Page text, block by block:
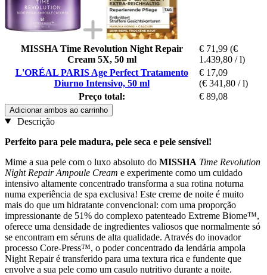
MISSHA Time Revolution Night Repair
Cream 5X, 50 ml
€ 71,99 (€
1.439,80 / l)
L'ORÉAL PARIS Age Perfect Tratamento
Diurno Intensivo, 50 ml
€ 17,09
(€ 341,80 / l)
Preço total:
€ 89,08
Adicionar ambos ao carrinho
Descrição
Perfeito para pele madura, pele seca e pele sensível!
Mime a sua pele com o luxo absoluto do MISSHA Time Revolution
Night Repair Ampoule Cream e experimente como um cuidado
intensivo altamente concentrado transforma a sua rotina noturna
numa experiência de spa exclusiva! Este creme de noite é muito
mais do que um hidratante convencional: com uma proporção
impressionante de 51% do complexo patenteado Extreme Biome™,
oferece uma densidade de ingredientes valiosos que normalmente só
se encontram em séruns de alta qualidade. Através do inovador
processo Core-Press™, o poder concentrado da lendária ampola
Night Repair é transferido para uma textura rica e fundente que
envolve a sua pele como um casulo nutritivo durante a noite.